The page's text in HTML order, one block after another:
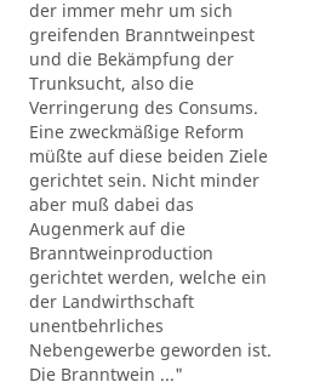
der immer mehr um sich
greifenden Branntweinpest
und die Bekämpfung der
Trunksucht, also die
Verringerung des Consums.
Eine zweckmäßige Reform
müßte auf diese beiden Ziele
gerichtet sein. Nicht minder
aber muß dabei das
Augenmerk auf die
Branntweinproduction
gerichtet werden, welche ein
der Landwirthschaft
unentbehrliches
Nebengewerbe geworden ist.
Die Branntwein ..."